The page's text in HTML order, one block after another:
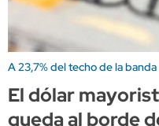
A 23,7% del techo de la banda
El dólar
queda al borde